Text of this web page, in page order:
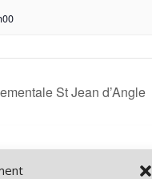
St Jean d’Angle